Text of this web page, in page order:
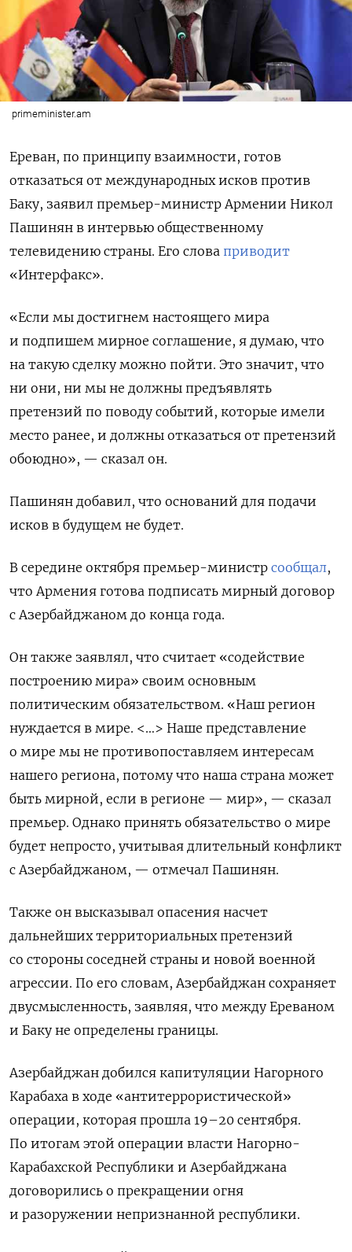
primeminister.am
Ереван, по принципу взаимности, готов
отказаться от международных исков против
Баку, заявил премьер-министр Армении Никол
Пашинян в интервью общественному
телевидению страны. Его слова приводит
«Интерфакс».
«Если мы достигнем настоящего мира
и подпишем мирное соглашение, я думаю, что
на такую сделку можно пойти. Это значит, что
ни они, ни мы не должны предъявлять
претензий по поводу событий, которые имели
место ранее, и должны отказаться от претензий
обоюдно», — сказал он.
Пашинян добавил, что оснований для подачи
исков в будущем не будет.
В середине октября премьер-министр сообщал,
что Армения готова подписать мирный договор
с Азербайджаном до конца года.
Он также заявлял, что считает «содействие
построению мира» своим основным
политическим обязательством. «Наш регион
нуждается в мире. <…> Наше представление
о мире мы не противопоставляем интересам
нашего региона, потому что наша страна может
быть мирной, если в регионе — мир», — сказал
премьер. Однако принять обязательство о мире
будет непросто, учитывая длительный конфликт
с Азербайджаном, — отмечал Пашинян.
Также он высказывал опасения насчет
дальнейших территориальных претензий
со стороны соседней страны и новой военной
агрессии. По его словам, Азербайджан сохраняет
двусмысленность, заявляя, что между Ереваном
и Баку не определены границы.
Азербайджан добился капитуляции Нагорного
Карабаха в ходе «антитеррористической»
операции, которая прошла 19–20 сентября.
По итогам этой операции власти Нагорно-
Карабахской Республики и Азербайджана
договорились о прекращении огня
и разоружении непризнанной республики.